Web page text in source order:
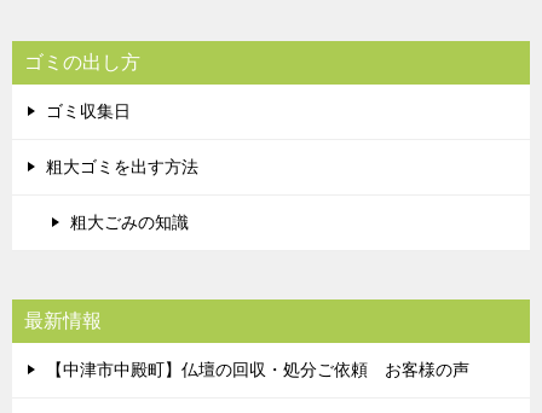
ゴミの出し方
ゴミ収集日
粗大ゴミを出す方法
粗大ごみの知識
最新情報
【中津市中殿町】仏壇の回収・処分ご依頼 お客様の声